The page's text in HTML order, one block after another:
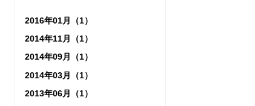
2016年01月（1）
2014年11月（1）
2014年09月（1）
2014年03月（1）
2013年06月（1）